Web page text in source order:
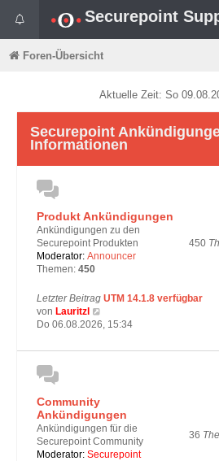
Securepoint
Foren-Übersicht
Aktuelle Zeit: So
Securepoint
Informationen
Produkt Ankündigungen
Ankündigungen zu den
Securepoint Produkten
Moderator: Announcer
Themen: 450
450
Letzter Beitrag UTM 14.1.8 verfügbar
von Lauritzl
e
e
B
e
i
t
Do 06.08.2026, 15:34
Community
Ankündigungen
Ankündigungen für die
Securepoint Community
Moderator: Securepoint
36